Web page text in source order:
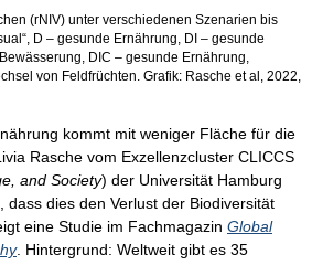
(rNIV) unter verschiedenen Szenarien bis
D – gesunde Ernährung, DI – gesunde
DIC – gesunde Ernährung,
von Feldfrüchten. Grafik: Rasche et al, 2022,
kommt mit weniger Fläche für die
Rasche vom Exzellenzcluster CLICCS
and Society) der Universität Hamburg
dass dies den Verlust der Biodiversität
eine Studie im Fachmagazin Global
. Hintergrund: Weltweit gibt es 35